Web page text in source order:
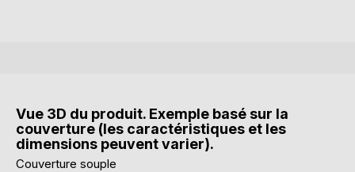
Vue 3D du produit. Exemple basé sur la
couverture (les caractéristiques et les
dimensions peuvent varier).
Couverture souple